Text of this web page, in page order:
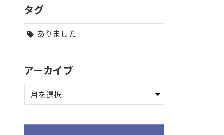
タグ
sell ありました
アーカイブ